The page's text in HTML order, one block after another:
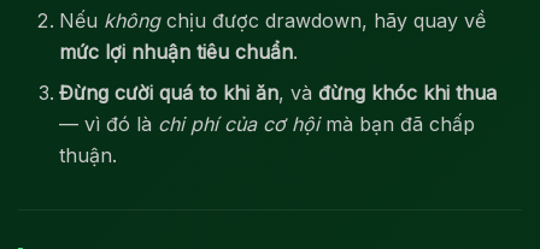
Nếu khôngchịu được drawdown, hãy quay về
mức lợi nhuận tiêu chuẩn.
Đừng cười quá to khi ăn, vàđừng khóc khi thua
— vì đó là chi phí của cơ hộimà bạn đã chấp
thuận.